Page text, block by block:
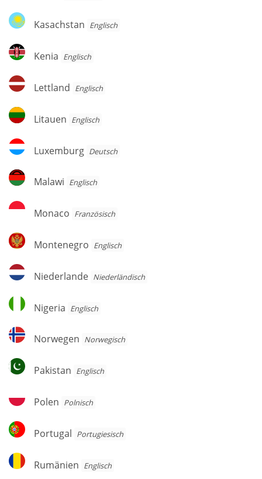
Kasachstan
Kasachstan Englisch
Kenia
Kenia Englisch
Lettland
Lettland Englisch
Litauen
Litauen Englisch
Luxemburg
Luxemburg Deutsch
Malawi
Malawi Englisch
Monaco
Monaco Französisch
Montenegro
Montenegro Englisch
Niederlande
Niederlande Niederländisch
Nigeria
Nigeria Englisch
Norwegen
Norwegen Norwegisch
Pakistan
Pakistan Englisch
Polen
Polen Polnisch
Portugal
Portugal Por­tu­gie­sisch
Rumänien
Rumänien Englisch